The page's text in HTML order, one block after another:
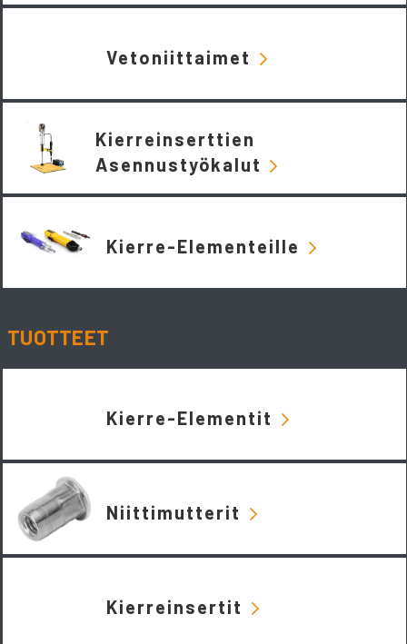
Vetoniittaimet
Kierreinserttien
Asennustyökalut
Kierre-Elementeille
TUOTTEET
Kierre-Elementit
Niittimutterit
Kierreinsertit